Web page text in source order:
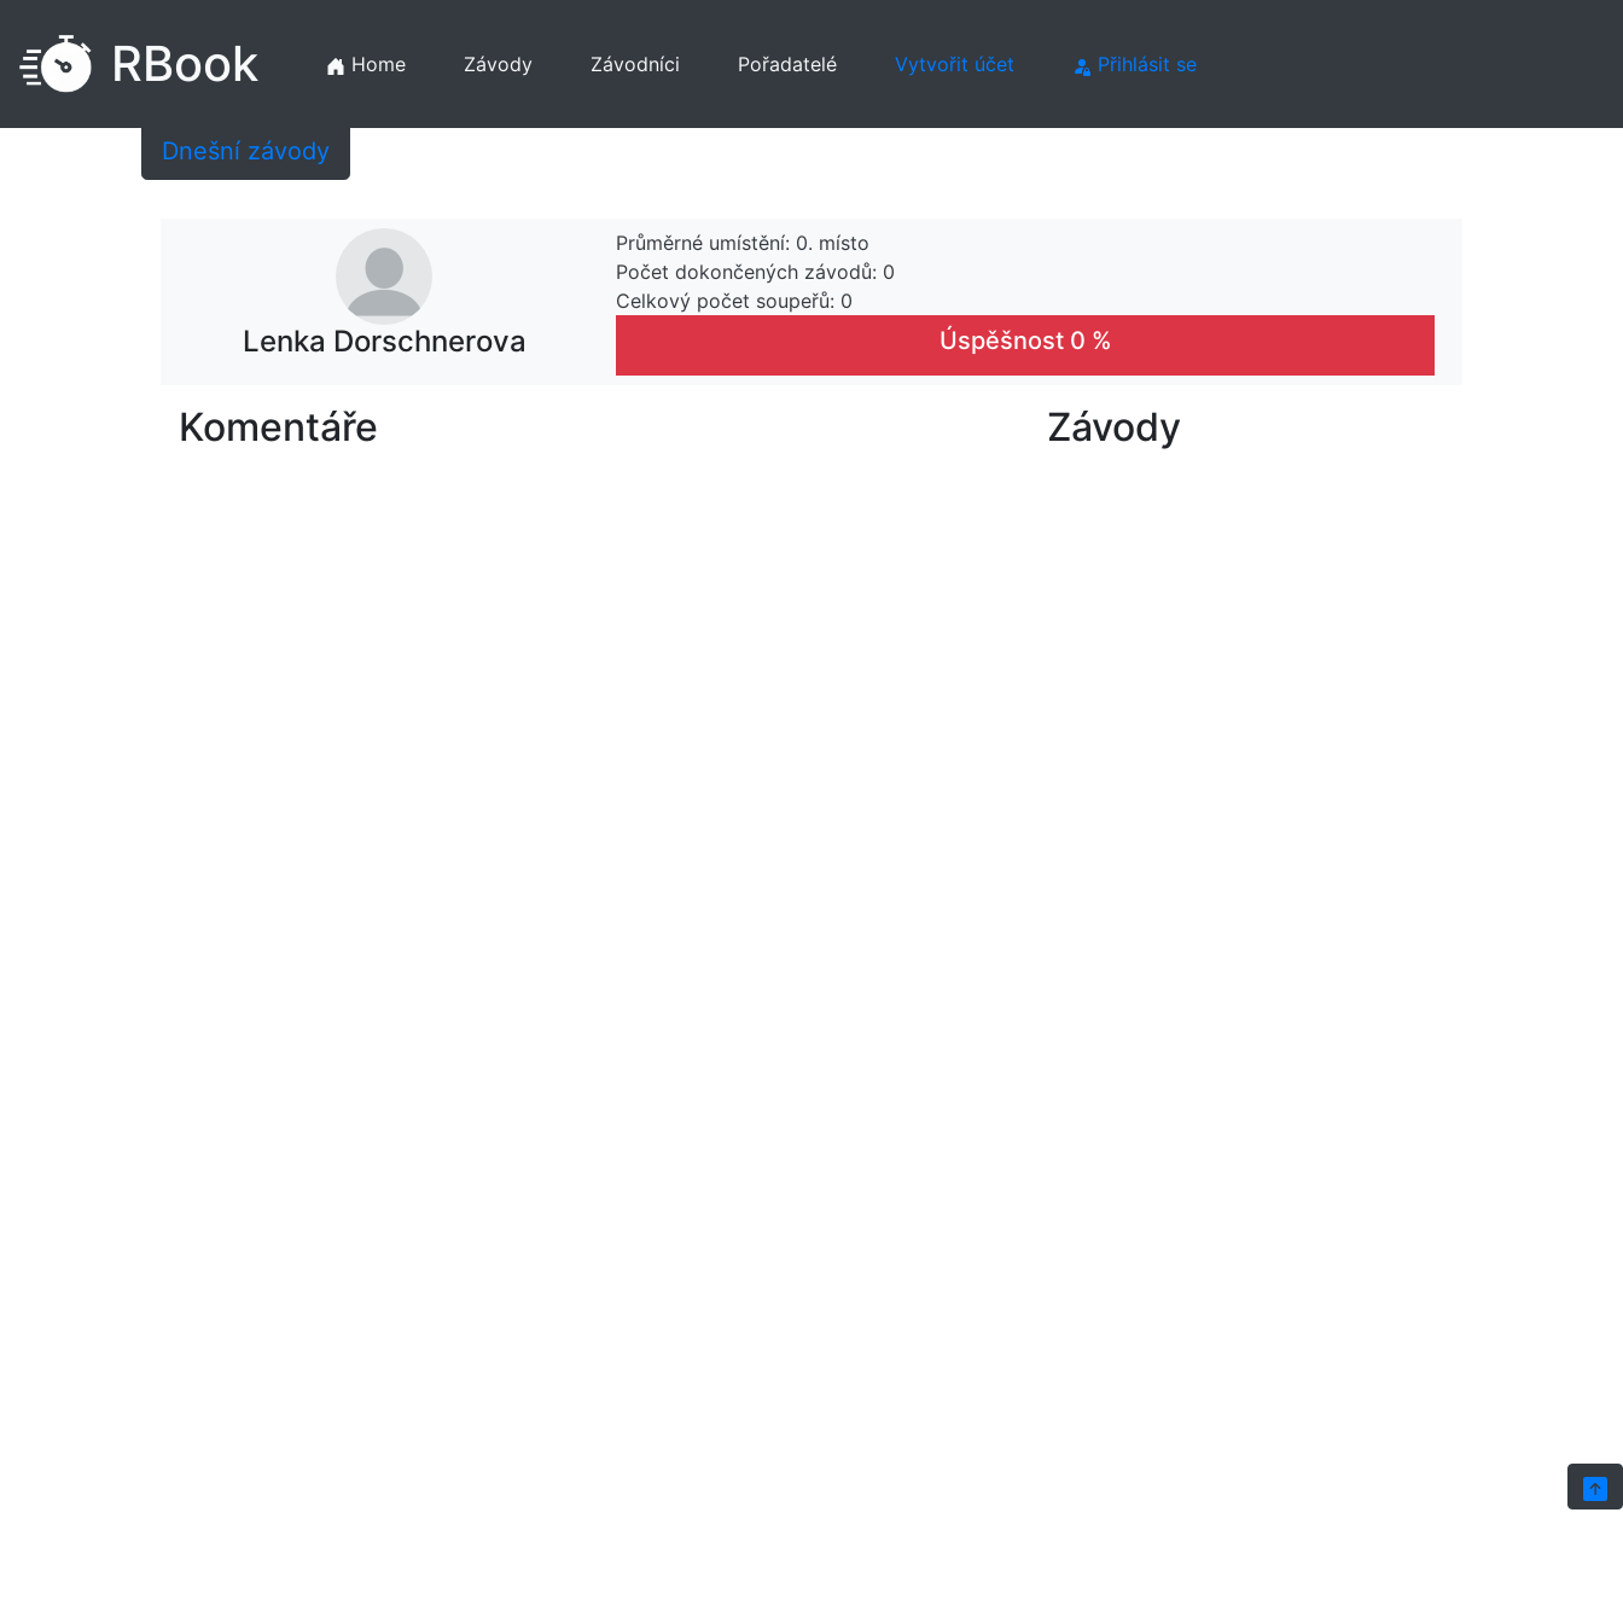
RBook Home Závody Závodníci Pořadatelé Vytvořit účet Přihlásit se
Dnešní závody
Lenka Dorschnerova
Průměrné umístění: 0. místo
Počet dokončených závodů: 0
Celkový počet soupeřů: 0
Úspěšnost 0 %
Komentáře Závody